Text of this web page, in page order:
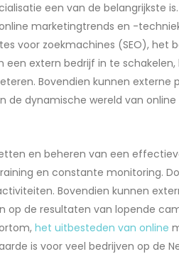
een van de belangrijkste is.
marketingtrends en -
voor zoekmachines (SEO), het
extern bedrijf in te schakelen,
Bovendien kunnen externe
de dynamische wereld van
en beheren van een
en constante monitoring.
Bovendien kunnen
de resultaten van lopende
het uitbesteden van online
is voor veel bedrijven op de